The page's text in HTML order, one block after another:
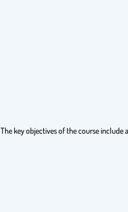
The key objectives of the course